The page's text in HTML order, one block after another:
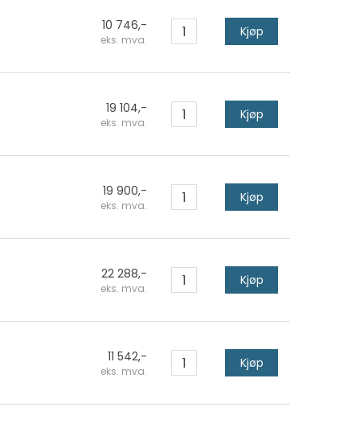
10 746,-
eks. mva. Kjøp
19 104,-
eks. mva. Kjøp
19 900,-
eks. mva. Kjøp
22 288,-
eks. mva. Kjøp
11 542,-
eks. mva. Kjøp